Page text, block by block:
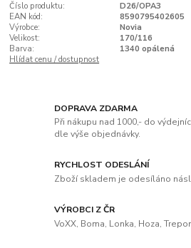
Číslo produktu:
D26/OPA3
EAN kód:
8590795402605
Výrobce:
Novia
Velikost:
170/116
Barva:
1340 opálená
Hlídat cenu / dostupnost
DOPRAVA ZDARMA
Při nákupu nad 1000,- do
dle výše objednávky.
RYCHLOST ODESLÁNÍ
Zboží skladem je odesíláno
VÝROBCI Z ČR
VoXX, Boma, Lonka, Hoza,